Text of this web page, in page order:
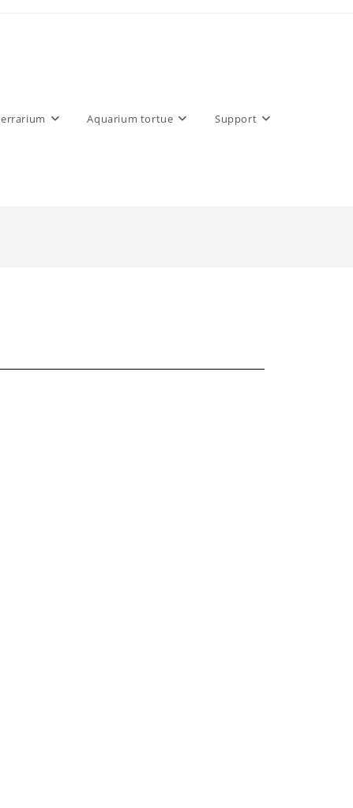
Aquarium tortue Support